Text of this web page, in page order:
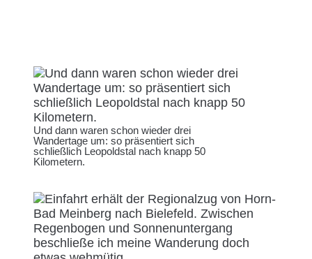
Und dann waren schon wieder drei
Wandertage um: so präsentiert sich
schließlich Leopoldstal nach knapp 50
Kilometern.